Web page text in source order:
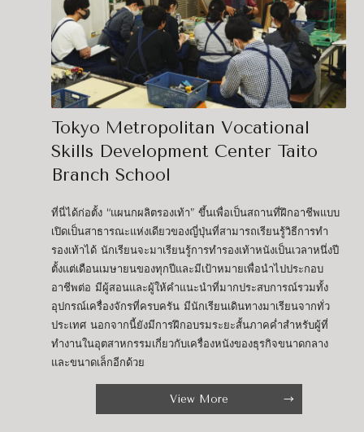
Tokyo Metropolitan Vocational
Skills Development Center Taito
Branch School
ที่นี่ได้ก่อตั้ง “แผนกผลิตรองเท้า” ขึ้นเพื่อเป็นสถานที่ฝึกอาชีพแบบ
เปิดเป็นสาธารณะแห่งเดียวของญี่ปุ่นที่สามารถเรียนรู้วิธีการทำ
รองเท้าได้ นักเรียนจะมาเรียนรู้การทำรองเท้าหนังเป็นเวลาหนึ่งปี
ตั้งแต่เดือนเมษายนของทุกปีและมีเป้าหมายเพื่อนำไปประกอบ
อาชีพต่อ มีผู้สอนและผู้ให้คำแนะนำที่มากประสบการณ์รวมทั้ง
อุปกรณ์เครื่องจักรที่ครบครัน มีนักเรียนเดินทางมาเรียนจากทั่ว
ประเทศ นอกจากนี้ยังมีการฝึกอบรมระยะสั้นภาคค่ำสำหรับผู้ที่
ทำงานในอุตสาหกรรมเกี่ยวกับเครื่องหนังของธุรกิจขนาดกลาง
และขนาดเล็กอีกด้วย
View More